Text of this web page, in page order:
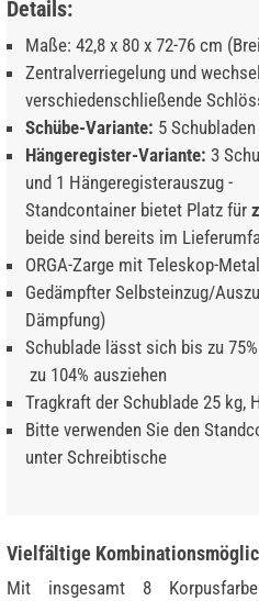
Details:
Maße: 42,8 x 80 x 72-76 cm
Zentralverriegelung und
verschiedenschließende
Schübe-Variante: 5
Hängeregister-Variante: 3
und 1 Hängeregisterauszug -
Standcontainer bietet Platz für
beide sind bereits im
ORGA-Zarge mit Teleskop-
Gedämpfter Selbsteinzug/
Dämpfung)
Schublade lässt sich bis zu
zu 104% ausziehen
Tragkraft der Schublade 25 kg,
Bitte verwenden Sie den
unter Schreibtische
Vielfältige
Mit insgesamt 8